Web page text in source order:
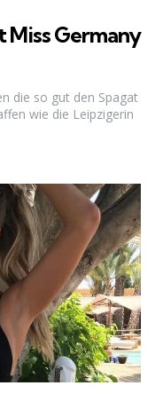
Miss Germany
die so gut den Spagat
wie die Leipzigerin